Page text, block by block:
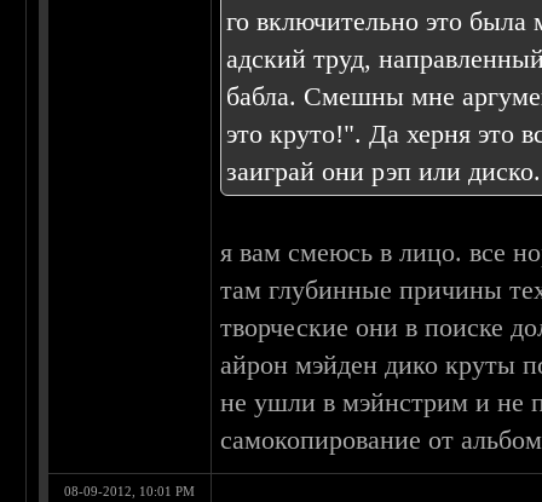
го включительно это
адский труд,
бабла. Смешны мне
это круто!". Да херня это
заиграй они рэп или диско.
я вам смеюсь в лицо. все
там глубинные причины
творческие они в поиске
айрон мэйден дико круты
не ушли в мэйнстрим и не
самокопирование от
08-09-2012, 10:01 PM